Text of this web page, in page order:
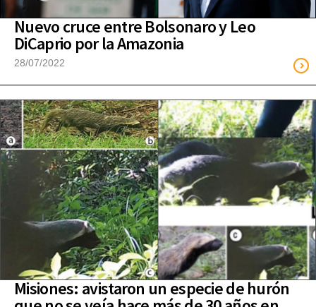
Nuevo cruce entre Bolsonaro y Leo
DiCaprio por la Amazonia
28/07/2022
Misiones: avistaron un especie de hurón